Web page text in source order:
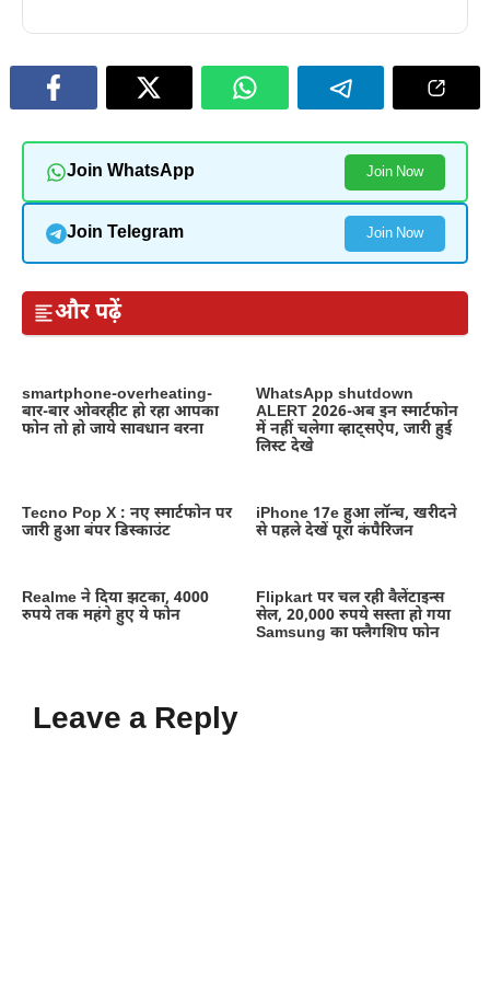
Join WhatsApp Join Now
Join Telegram Join Now
और पढ़ें
smartphone-overheating-
बार-बार ओवरहीट हो रहा आपका
फोन तो हो जाये सावधान वरना
WhatsApp shutdown
ALERT 2026-अब इन स्मार्टफोन
में नहीं चलेगा व्हाट्सऐप, जारी हुई
लिस्ट देखे
Tecno Pop X : नए स्मार्टफोन पर
जारी हुआ बंपर डिस्काउंट
iPhone 17e हुआ लॉन्च, खरीदने
से पहले देखें पूरा कंपैरिजन
Realme ने दिया झटका, 4000
रुपये तक महंगे हुए ये फोन
Flipkart पर चल रही वैलेंटाइन्स
सेल, 20,000 रुपये सस्ता हो गया
Samsung का फ्लैगशिप फोन
Leave a Reply